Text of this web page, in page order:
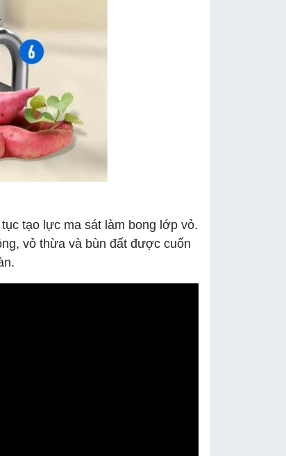
tạo lực ma sát làm bong lớp vỏ.
vỏ thừa và bùn đất được cuốn